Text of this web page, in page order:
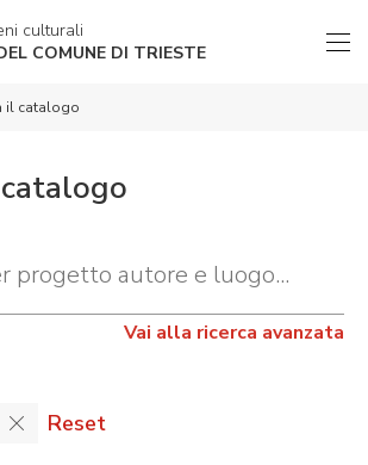
culturali
COMUNE DI TRIESTE
il catalogo
Vai alla ricerca avanzata
Reset